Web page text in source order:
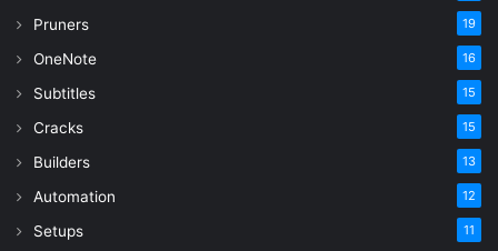
Pruners 19
OneNote 16
Subtitles 15
Cracks 15
Builders 13
Automation 12
Setups 11